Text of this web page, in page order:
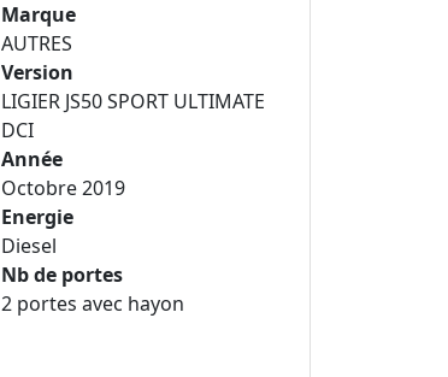
Marque
AUTRES
Version
LIGIER JS50 SPORT ULTIMATE
DCI
Année
Octobre 2019
Energie
Diesel
Nb de portes
2 portes avec hayon